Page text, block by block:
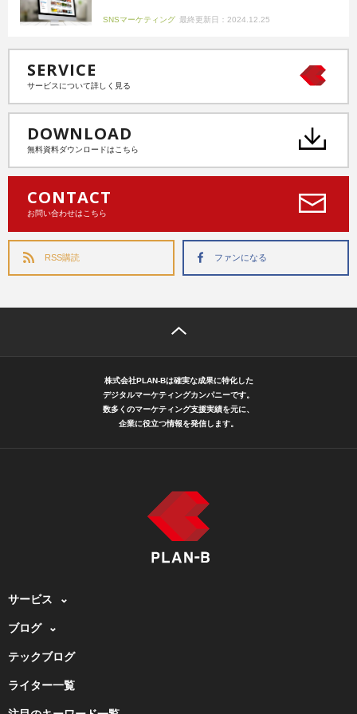
SNSマーケティング 最終更新日：2024.12.25
SERVICE
サービスについて詳しく見る
DOWNLOAD
無料資料ダウンロードはこちら
CONTACT
お問い合わせはこちら
RSS購読 ファンになる
株式会社PLAN-Bは確実な成果に特化した
デジタルマーケティングカンパニーです。
数多くのマーケティング支援実績を元に、
企業に役立つ情報を発信します。
サービス
ブログ
テックブログ
ライター一覧